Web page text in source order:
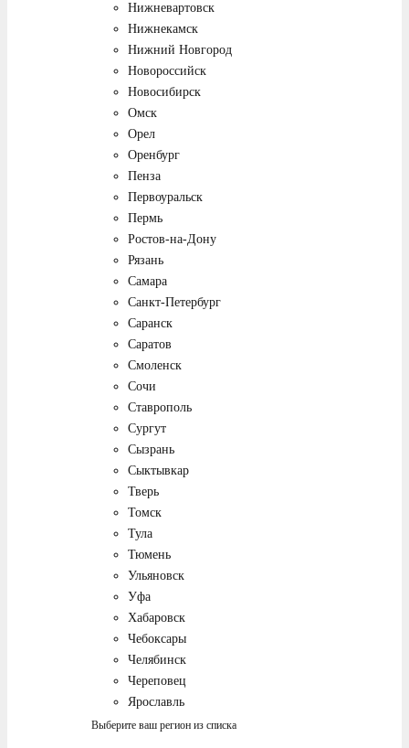
Нижневартовск
Нижнекамск
Нижний Новгород
Новороссийск
Новосибирск
Омск
Орел
Оренбург
Пенза
Первоуральск
Пермь
Ростов-на-Дону
Рязань
Самара
Санкт-Петербург
Саранск
Саратов
Смоленск
Сочи
Ставрополь
Сургут
Сызрань
Сыктывкар
Тверь
Томск
Тула
Тюмень
Ульяновск
Уфа
Хабаровск
Чебоксары
Челябинск
Череповец
Ярославль
Выберите ваш регион из списка